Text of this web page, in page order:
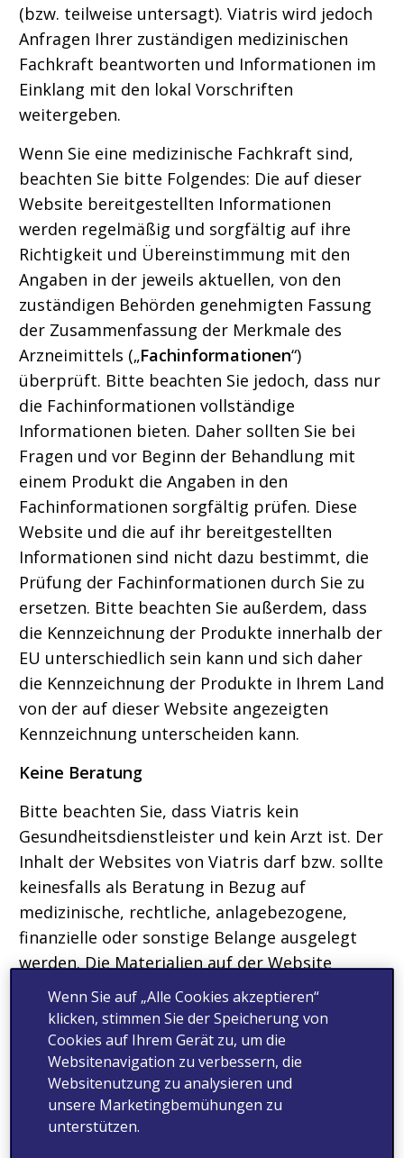
(bzw. teilweise untersagt). Viatris wird jedoch
Anfragen Ihrer zuständigen medizinischen
Fachkraft beantworten und Informationen im
Einklang mit den lokal Vorschriften
weitergeben.
Wenn Sie eine medizinische Fachkraft sind,
beachten Sie bitte Folgendes: Die auf dieser
Website bereitgestellten Informationen
werden regelmäßig und sorgfältig auf ihre
Richtigkeit und Übereinstimmung mit den
Angaben in der jeweils aktuellen, von den
zuständigen Behörden genehmigten Fassung
der Zusammenfassung der Merkmale des
Arzneimittels („Fachinformationen“)
überprüft. Bitte beachten Sie jedoch, dass nur
die Fachinformationen vollständige
Informationen bieten. Daher sollten Sie bei
Fragen und vor Beginn der Behandlung mit
einem Produkt die Angaben in den
Fachinformationen sorgfältig prüfen. Diese
Website und die auf ihr bereitgestellten
Informationen sind nicht dazu bestimmt, die
Prüfung der Fachinformationen durch Sie zu
ersetzen. Bitte beachten Sie außerdem, dass
die Kennzeichnung der Produkte innerhalb der
EU unterschiedlich sein kann und sich daher
die Kennzeichnung der Produkte in Ihrem Land
von der auf dieser Website angezeigten
Kennzeichnung unterscheiden kann.
Keine Beratung
Bitte beachten Sie, dass Viatris kein
Gesundheitsdienstleister und kein Arzt ist. Der
Inhalt der Websites von Viatris darf bzw. sollte
keinesfalls als Beratung in Bezug auf
medizinische, rechtliche, anlagebezogene,
finanzielle oder sonstige Belange ausgelegt
werden. Die Materialien auf der Website
werden ausschließlich zu Informations- und –
soweit nach geltendem Recht zulässig – zu
Werbezwecken bereitgestellt. Die Inhalte der
Websites begründen kein Arzt-Patienten-
Verhältnis und ersetzen keine ärztliche
Beratung, keinen Arztbesuch und keine
Konsultation oder Empfehlungen einer
Wenn Sie auf „Alle Cookies akzeptieren“
klicken, stimmen Sie der Speicherung von
Cookies auf Ihrem Gerät zu, um die
Websitenavigation zu verbessern, die
Websitenutzung zu analysieren und
unsere Marketingbemühungen zu
unterstützen.